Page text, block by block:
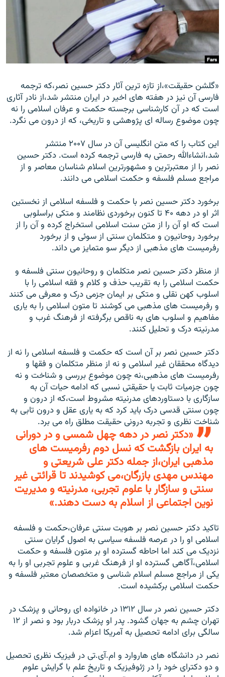
زبان‌های دیگر
«گلشن حقيقت»،از تازه ترين آثار دکتر حسين نصر،که ترجمه
فارسی آن نيز در هفته های اخير در ايران منتشر شد،از نادر آثاری
است که در آن کارشناسی برجسته حکمت و عرفان اسلامی را نه
چون موضوع رساله ای پژوهشی و تاريخی، که از درون می نگرد.
اين کتاب را که متن انگليسی آن در سال ۲۰۰۷ منتشر
شد،انشاء‌الله رحمتی به فارسی ترجمه کرده است. دکتر حسين
نصر را از معتبرترين و مشهورترين اسلام شناسان معاصر و از
مراجع مسلم فلسفه و حکمت اسلامی می دانند.
برخورد دکتر حسين نصر با حکمت و فلسفه اسلامی از نخستين
اثر او در دهه ۴۰ تا کنون برخوردی نظامند و متکی براسلوبی
است که او آن را از متن سنت اسلامی استخراج کرده و آن را از
برخورد روحانيون و متکلمان سنتی از سوئی و از برخورد
رفرميست های مذهبی از ديگر سو متمايز می داند.
از منظر دکتر حسين نصر متکلمان و روحانيون سنتی فلسفه و
حکمت اسلامی را به تقريب حذف و کلام و فقه اسلامی را با
اسلوب کهن نقلی و متکی بر ايمان جزمی درک و معرفی می کنند
و رفرميست های مذهبی می کوشند تا متون اسلامی را به ياری
مفاهيم و اسلوب های به ناقص برگرفته از فرهنگ غرب و
مدرنيته درک و تحليل کنند.
دکتر حسين نصر بر آن است که حکمت و فلسفه اسلامی را نه از
ديدگاه محققان غير اسلامی و نه از منظر متکلمان و فقها و
رفرميست های مذهبی،نه چون موضوع بررسی و شناخت و نه
چون جزميات ثابت يا حقيقتی نسبی که ادامه حيات آن به
سازگاری با دستاوردهای مدرنيته مشروط است،که از درون و
چون سنتی قدسی درک بايد کرد که به ياری عقل و درون تابی به
شناخت نظری و تجربه درونی حقيقت مطلق راه می برد.
«دکتر نصر در دهه چهل شمسی و در دورانی
به ايران بازگشت که نسل دوم رفرميست های
مذهبی ايران،از جمله دکتر علی شريعتی و
مهندس مهدی بازرگان،می کوشيدند تا قرائتی غير
سنتی و سازگار با علوم تجربی، مدرنيته و مديريت
نوين اجتماعی از اسلام به دست دهند.»
تاکيد دکتر حسين نصر بر هويت سنتی عرفان،حکمت و فلسفه
اسلامی او را در عرصه فلسفه سياسی به اصول گرايان سنتی
نزديک می کند اما احاطه گسترده او بر متون فلسفه و حکمت
اسلامی،آگاهی گسترده او از فرهنگ غربی و علوم تجربی او را به
يکی از مراجع مسلم اسلام شناسی و متخصصان معتبر فلسفه و
حکمت اسلامی برکشيده است.
دکتر حسين نصر در سال ۱۳۱۲ در خانواده ای روحانی و پزشک در
تهران چشم به جهان گشود. پدر او پزشک دربار بود و نصر از ۱۲
سالگی برای ادامه تحصيل به آمريکا اعزام شد.
نصر در دانشگاه های هاروارد و ام.آی.تی در فيزيک نظری تحصيل
و دو دکترای خود را در ژئوفيزيک و تاريخ علم با گرايش علوم